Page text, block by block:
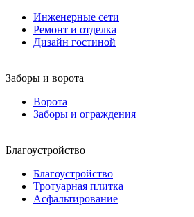
Инженерные сети
Ремонт и отделка
Дизайн гостиной
Заборы и ворота
Ворота
Заборы и ограждения
Благоустройство
Благоустройство
Тротуарная плитка
Асфальтирование